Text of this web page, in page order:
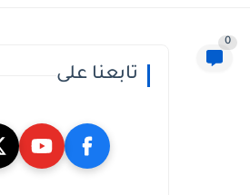
0
تابعنا على